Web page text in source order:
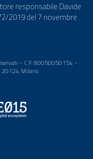
responsabile Davide
2019 del 7 novembre
- C.F. 80050050154 -
20124 Milano